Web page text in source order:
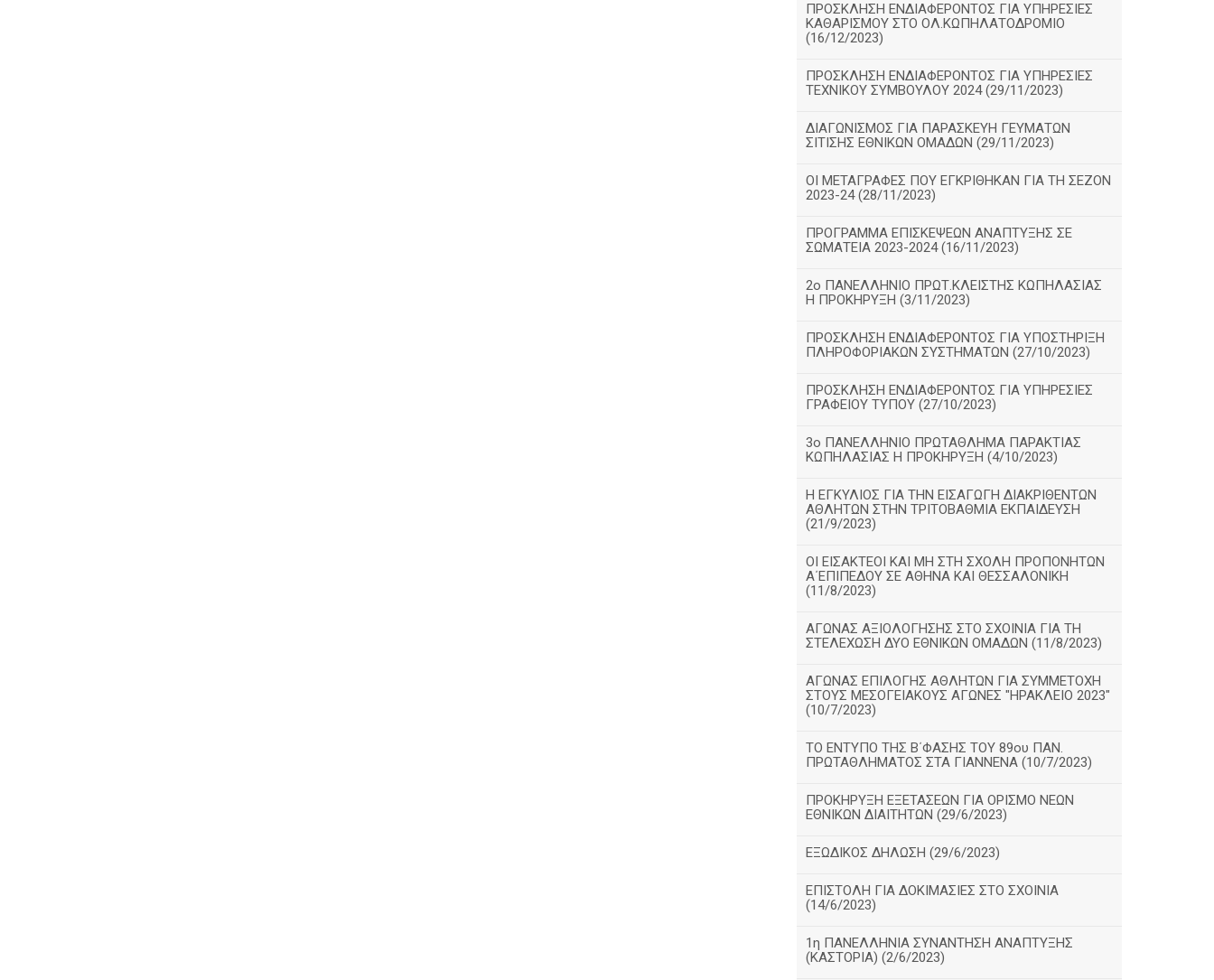
ΠΡΟΣΚΛΗΣΗ ΕΝΔΙΑΦΕΡΟΝΤΟΣ ΓΙΑ ΥΠΗΡΕΣΙΕΣ
ΚΑΘΑΡΙΣΜΟΥ ΣΤΟ ΟΛ.ΚΩΠΗΛΑΤΟΔΡΟΜΙΟ
(16/12/2023)
ΠΡΟΣΚΛΗΣΗ ΕΝΔΙΑΦΕΡΟΝΤΟΣ ΓΙΑ ΥΠΗΡΕΣΙΕΣ
ΤΕΧΝΙΚΟΥ ΣΥΜΒΟΥΛΟΥ 2024 (29/11/2023)
ΔΙΑΓΩΝΙΣΜΟΣ ΓΙΑ ΠΑΡΑΣΚΕΥΗ ΓΕΥΜΑΤΩΝ
ΣΙΤΙΣΗΣ ΕΘΝΙΚΩΝ ΟΜΑΔΩΝ (29/11/2023)
ΟΙ ΜΕΤΑΓΡΑΦΕΣ ΠΟΥ ΕΓΚΡΙΘΗΚΑΝ ΓΙΑ ΤΗ ΣΕΖΟΝ
2023-24 (28/11/2023)
ΠΡΟΓΡΑΜΜΑ ΕΠΙΣΚΕΨΕΩΝ ΑΝΑΠΤΥΞΗΣ ΣΕ
ΣΩΜΑΤΕΙΑ 2023-2024 (16/11/2023)
2ο ΠΑΝΕΛΛΗΝΙΟ ΠΡΩΤ.ΚΛΕΙΣΤΗΣ ΚΩΠΗΛΑΣΙΑΣ
Η ΠΡΟΚΗΡΥΞΗ (3/11/2023)
ΠΡΟΣΚΛΗΣΗ ΕΝΔΙΑΦΕΡΟΝΤΟΣ ΓΙΑ ΥΠΟΣΤΗΡΙΞΗ
ΠΛΗΡΟΦΟΡΙΑΚΩΝ ΣΥΣΤΗΜΑΤΩΝ (27/10/2023)
ΠΡΟΣΚΛΗΣΗ ΕΝΔΙΑΦΕΡΟΝΤΟΣ ΓΙΑ ΥΠΗΡΕΣΙΕΣ
ΓΡΑΦΕΙΟΥ ΤΥΠΟΥ (27/10/2023)
3ο ΠΑΝΕΛΛΗΝΙΟ ΠΡΩΤΑΘΛΗΜΑ ΠΑΡΑΚΤΙΑΣ
ΚΩΠΗΛΑΣΙΑΣ Η ΠΡΟΚΗΡΥΞΗ (4/10/2023)
Η ΕΓΚΥΛΙΟΣ ΓΙΑ ΤΗΝ ΕΙΣΑΓΩΓΗ ΔΙΑΚΡΙΘΕΝΤΩΝ
ΑΘΛΗΤΩΝ ΣΤΗΝ ΤΡΙΤΟΒΑΘΜΙΑ ΕΚΠΑΙΔΕΥΣΗ
(21/9/2023)
ΟΙ ΕΙΣΑΚΤΕΟΙ ΚΑΙ ΜΗ ΣΤΗ ΣΧΟΛΗ ΠΡΟΠΟΝΗΤΩΝ
Α΄ΕΠΙΠΕΔΟΥ ΣΕ ΑΘΗΝΑ ΚΑΙ ΘΕΣΣΑΛΟΝΙΚΗ
(11/8/2023)
ΑΓΩΝΑΣ ΑΞΙΟΛΟΓΗΣΗΣ ΣΤΟ ΣΧΟΙΝΙΑ ΓΙΑ ΤΗ
ΣΤΕΛΕΧΩΣΗ ΔΥΟ ΕΘΝΙΚΩΝ ΟΜΑΔΩΝ (11/8/2023)
ΑΓΩΝΑΣ ΕΠΙΛΟΓΗΣ ΑΘΛΗΤΩΝ ΓΙΑ ΣΥΜΜΕΤΟΧΗ
ΣΤΟΥΣ ΜΕΣΟΓΕΙΑΚΟΥΣ ΑΓΩΝΕΣ "ΗΡΑΚΛΕΙΟ 2023"
(10/7/2023)
ΤΟ ΕΝΤΥΠΟ ΤΗΣ Β΄ΦΑΣΗΣ ΤΟΥ 89ου ΠΑΝ.
ΠΡΩΤΑΘΛΗΜΑΤΟΣ ΣΤΑ ΓΙΑΝΝΕΝΑ (10/7/2023)
ΠΡΟΚΗΡΥΞΗ ΕΞΕΤΑΣΕΩΝ ΓΙΑ ΟΡΙΣΜΟ ΝΕΩΝ
ΕΘΝΙΚΩΝ ΔΙΑΙΤΗΤΩΝ (29/6/2023)
ΕΞΩΔΙΚΟΣ ΔΗΛΩΣΗ (29/6/2023)
ΕΠΙΣΤΟΛΗ ΓΙΑ ΔΟΚΙΜΑΣΙΕΣ ΣΤΟ ΣΧΟΙΝΙΑ
(14/6/2023)
1η ΠΑΝΕΛΛΗΝΙΑ ΣΥΝΑΝΤΗΣΗ ΑΝΑΠΤΥΞΗΣ
(ΚΑΣΤΟΡΙΑ) (2/6/2023)